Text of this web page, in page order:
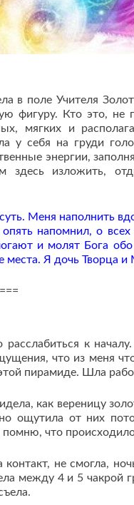
в поле Учителя
фигуру. Кто это,
мягких и
у себя на груди
энергии,
изложить,
Меня наполнить
напомнил, о
и молят Бога
места. Я дочь Творца
к
что из меня
пирамиде. Шла
как вереницу
ощутила от них
помню, что
не смогла,
между 4 и 5 чакрой